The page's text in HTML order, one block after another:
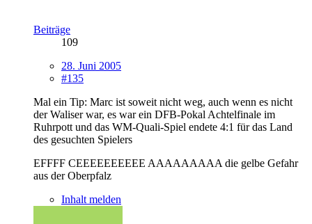
Beiträge
109
28. Juni 2005
#135
Mal ein Tip: Marc ist soweit nicht weg, auch wenn es nicht
der Waliser war, es war ein DFB-Pokal Achtelfinale im
Ruhrpott und das WM-Quali-Spiel endete 4:1 für das Land
des gesuchten Spielers
EFFFF CEEEEEEEEEE AAAAAAAAA die gelbe Gefahr
aus der Oberpfalz
Inhalt melden